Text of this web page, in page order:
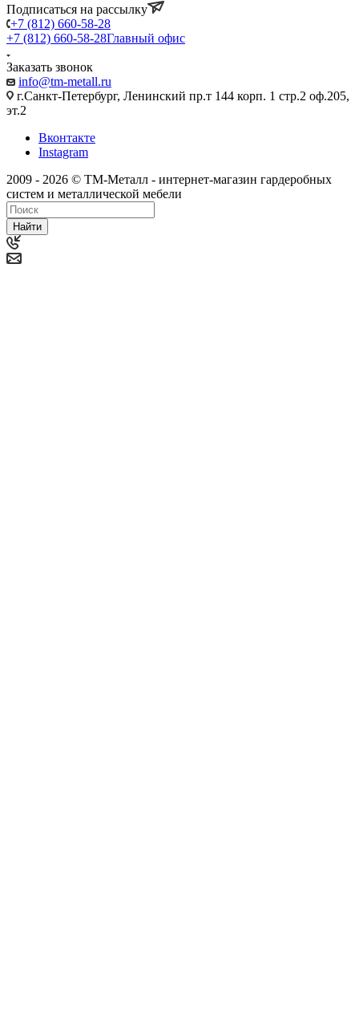
Подписаться на рассылку
+7 (812) 660-58-28
+7 (812) 660-58-28Главный офис
Заказать звонок
info@tm-metall.ru
г.Санкт-Петербург, Ленинский пр.т 144 корп. 1 стр.2 оф.205,
эт.2
Вконтакте
Instagram
2009 - 2026 © ТМ-Металл - интернет-магазин гардеробных
систем и металлической мебели
Найти